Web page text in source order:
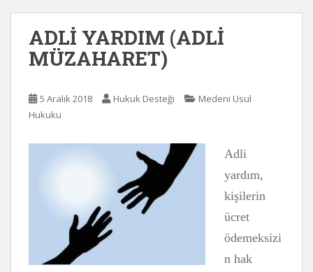
ADLİ YARDIM (ADLİ
MÜZAHARET)
5 Aralık 2018 Hukuk Desteği
Medeni Usul
Hukuku
Adli
yardım,
kişilerin
ücret
ödemeksizi
n hak